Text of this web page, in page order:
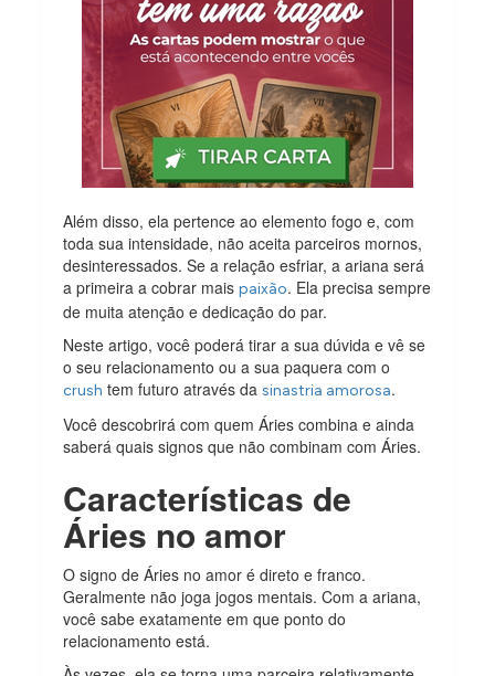
Além disso, ela pertence ao elemento fogo e, com
toda sua intensidade, não aceita parceiros mornos,
desinteressados. Se a relação esfriar, a ariana será
a primeira a cobrar maispaixão. Ela precisa sempre
de muita atenção e dedicação do par.
Neste artigo, você poderá tirar a sua dúvida e vê se
o seu relacionamento ou a sua paquera com o
crush tem futuro através dasinastria amorosa.
Você descobrirá com quem Áries combina e ainda
saberá quais signos que não combinam com Áries.
Características de
Áries no amor
O signo de Áries no amor é direto e franco.
Geralmente não joga jogos mentais. Com a ariana,
você sabe exatamente em que ponto do
relacionamento está.